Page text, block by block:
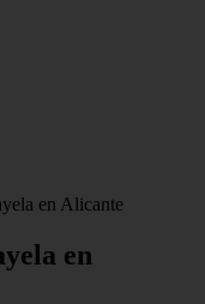
en Alicante
en